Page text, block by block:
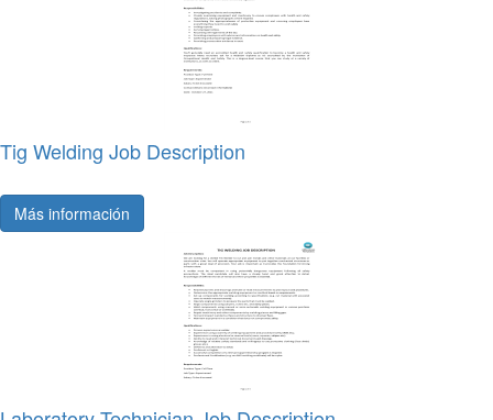
Tig Welding Job Description
Más información